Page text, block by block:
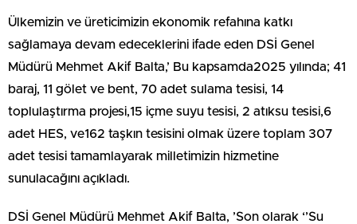
Ülkemizin ve üreticimizin ekonomik refahına katkı
sağlamaya devam edeceklerini ifade eden DSİ Genel
Müdürü Mehmet Akif Balta,’ Bu kapsamda2025 yılında; 41
baraj, 11 gölet ve bent, 70 adet sulama tesisi, 14
toplulaştırma projesi,15 içme suyu tesisi, 2 atıksu tesisi,6
adet HES, ve162 taşkın tesisini olmak üzere toplam 307
adet tesisi tamamlayarak milletimizin hizmetine
sunulacağını açıkladı.
DSİ Genel Müdürü Mehmet Akif Balta, ’Son olarak ‘’Su